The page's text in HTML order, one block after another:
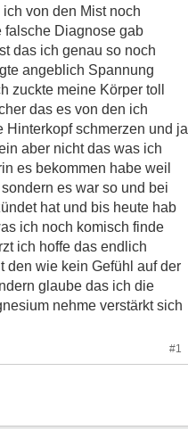
von den Mist noch
falsche Diagnose gab
das ich genau so noch
angeblich Spannung
zuckte meine Körper toll
das es von den ich
Hinterkopf schmerzen und ja
aber nicht das was ich
es bekommen habe weil
es war so und bei
hat und bis heute hab
ich noch komisch finde
ich hoffe das endlich
den wie kein Gefühl auf der
glaube das ich die
nehme verstärkt sich
#1